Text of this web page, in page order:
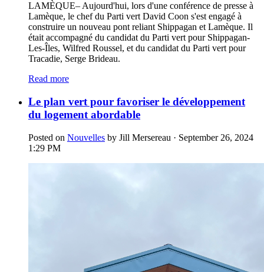
LAMÈQUE– Aujourd'hui, lors d'une conférence de presse à
Lamèque, le chef du Parti vert David Coon s'est engagé à
construire un nouveau pont reliant Shippagan et Lamèque. Il
était accompagné du candidat du Parti vert pour Shippagan-
Les-Îles, Wilfred Roussel, et du candidat du Parti vert pour
Tracadie, Serge Brideau.
Read more
Le plan vert pour favoriser le développement
du logement abordable
Posted on Nouvelles by Jill Mersereau · September 26, 2024
1:29 PM